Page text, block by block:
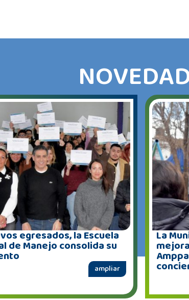
egresados, la Escuela
de Manejo consolida su
ampliar
La